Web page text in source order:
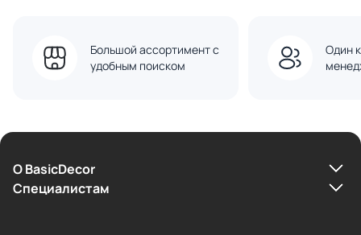
Большой ассортимент с
удобным поиском
Один
О BasicDecor
Cпециалистам